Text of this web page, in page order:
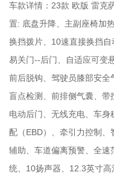
车款详情： 23款 欧版 雷克
置: 底盘升降、主副座椅加
换挡拨片、10速直接换挡自
易关门--后门、自适应可变
前后脱钩、驾驶员膝部安全
盲点检测、前排侧气囊、带
电动后门、无线充电、车
配（EBD）、牵引力控制
辅助、车道偏离预警、全速
统、10扬声器、12.3英寸